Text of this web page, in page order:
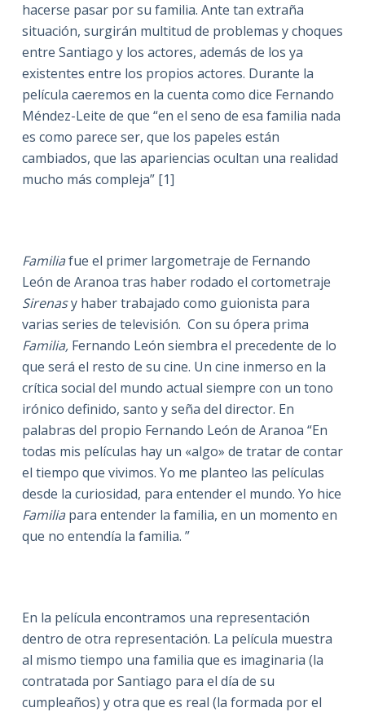
hacerse pasar por su familia. Ante tan extraña
situación, surgirán multitud de problemas y choques
entre Santiago y los actores, además de los ya
existentes entre los propios actores. Durante la
película caeremos en la cuenta como dice Fernando
Méndez-Leite de que “en el seno de esa familia nada
es como parece ser, que los papeles están
cambiados, que las apariencias ocultan una realidad
mucho más compleja” [1]
Familiafue el primer largometraje de Fernando
León de Aranoa tras haber rodado el cortometraje
Sirenasy haber trabajado como guionista para
varias series de televisión. Con su ópera prima
Familia,Fernando León siembra el precedente de lo
que será el resto de su cine. Un cine inmerso en la
crítica social del mundo actual siempre con un tono
irónico definido, santo y seña del director. En
palabras del propio Fernando León de Aranoa “En
todas mis películas hay un «algo» de tratar de contar
el tiempo que vivimos. Yo me planteo las películas
desde la curiosidad, para entender el mundo. Yo hice
Familia para entender la familia, en un momento en
que no entendía la familia. ”
En la película encontramos una representación
dentro de otra representación. La película muestra
al mismo tiempo una familia que es imaginaria (la
contratada por Santiago para el día de su
cumpleaños) y otra que es real (la formada por el